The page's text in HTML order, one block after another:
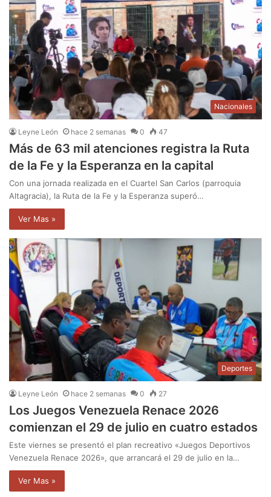
Nacionales
Leyne León hace 2 semanas 0 47
Más de 63 mil atenciones registra la Ruta
de la Fe y la Esperanza en la capital
Con una jornada realizada en el Cuartel San Carlos (parroquia
Altagracia), la Ruta de la Fe y la Esperanza superó…
Ver Mas »
Deportes
Leyne León hace 2 semanas 0 27
Los Juegos Venezuela Renace 2026
comienzan el 29 de julio en cuatro estados
Este viernes se presentó el plan recreativo «Juegos Deportivos
Venezuela Renace 2026», que arrancará el 29 de julio en la…
Ver Mas »